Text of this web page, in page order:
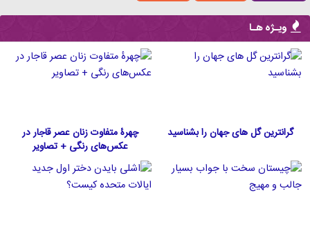
ویـژه هـا
گرانترین گل های جهان را بشناسید
چهرۀ متفاوت زنان عصر قاجار در
عکس‌های رنگی + تصاویر